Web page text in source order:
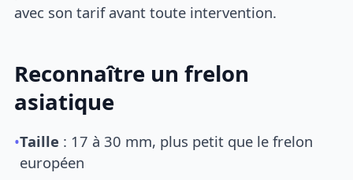
avec son tarif avant toute intervention.
Reconnaître un frelon
asiatique
•Taille : 17 à 30 mm, plus petit que le frelon
européen